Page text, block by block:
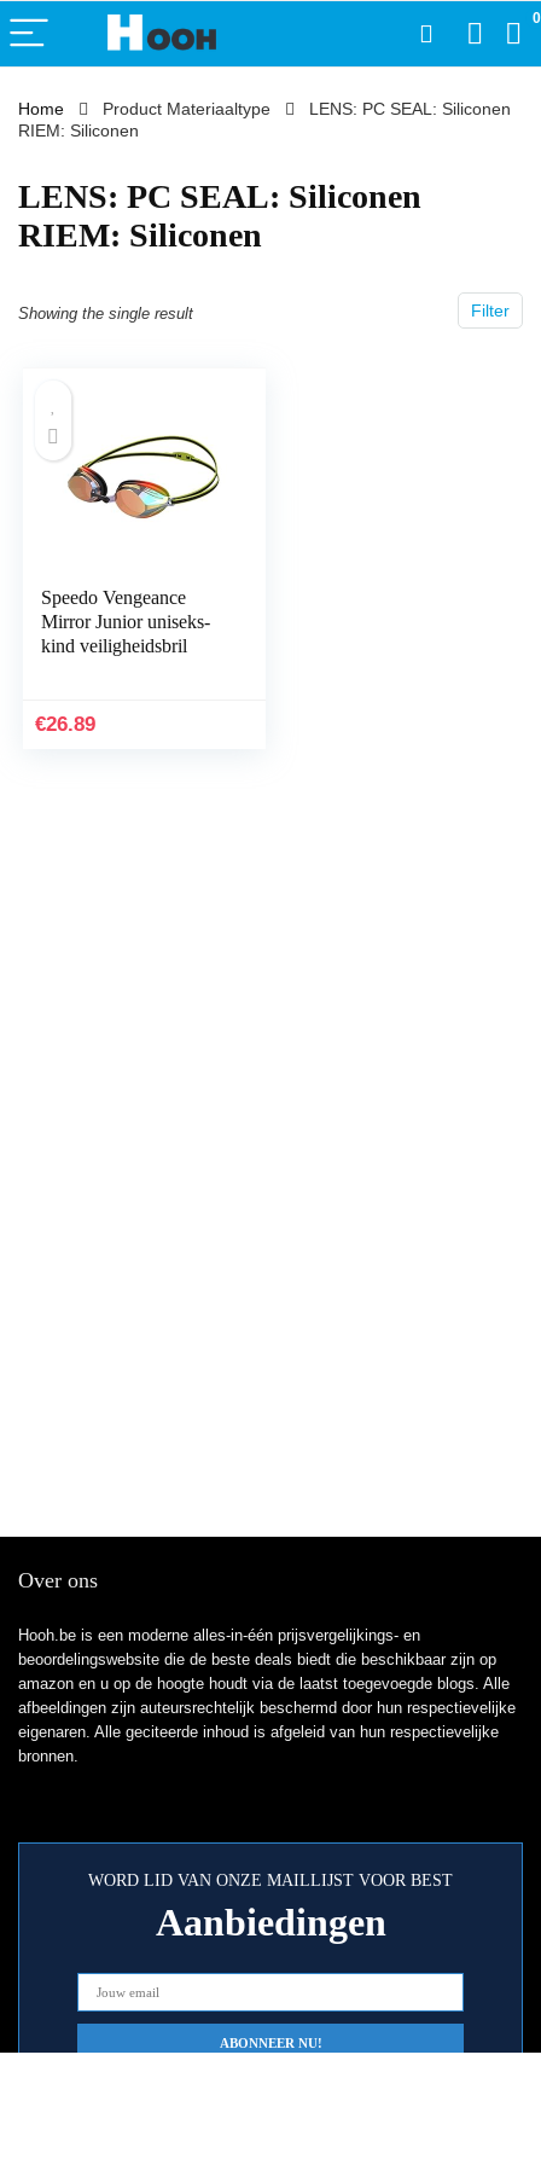
0
Home Product Materiaaltype
‎LENS: PC SEAL: Siliconen
RIEM: Siliconen
‎LENS: PC SEAL: Siliconen
RIEM: Siliconen
Filter
Showing the single result
Speedo Vengeance
Mirror Junior uniseks-
kind veiligheidsbril
€26.89
Over ons
Hooh.be is een moderne alles-in-één prijsvergelijkings- en
beoordelingswebsite die de beste deals biedt die beschikbaar zijn op
amazon en u op de hoogte houdt via de laatst toegevoegde blogs. Alle
afbeeldingen zijn auteursrechtelijk beschermd door hun respectievelijke
eigenaren. Alle geciteerde inhoud is afgeleid van hun respectievelijke
bronnen.
WORD LID VAN ONZE MAILLIJST VOOR BEST
Aanbiedingen